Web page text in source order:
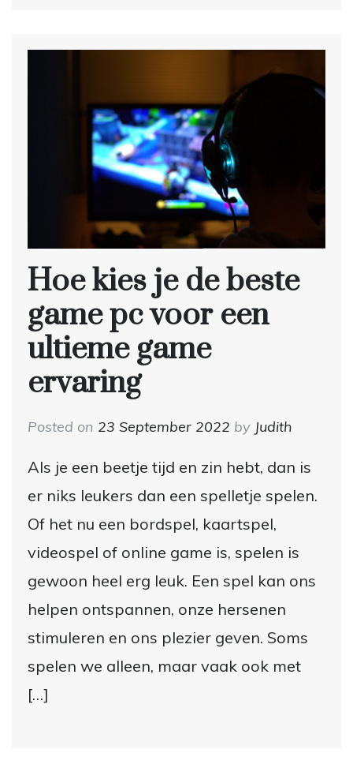
Hoe kies je de beste
game pc voor een
ultieme game
ervaring
Posted on 23 September 2022 by Judith
Als je een beetje tijd en zin hebt, dan is
er niks leukers dan een spelletje spelen.
Of het nu een bordspel, kaartspel,
videospel of online game is, spelen is
gewoon heel erg leuk. Een spel kan ons
helpen ontspannen, onze hersenen
stimuleren en ons plezier geven. Soms
spelen we alleen, maar vaak ook met
[…]